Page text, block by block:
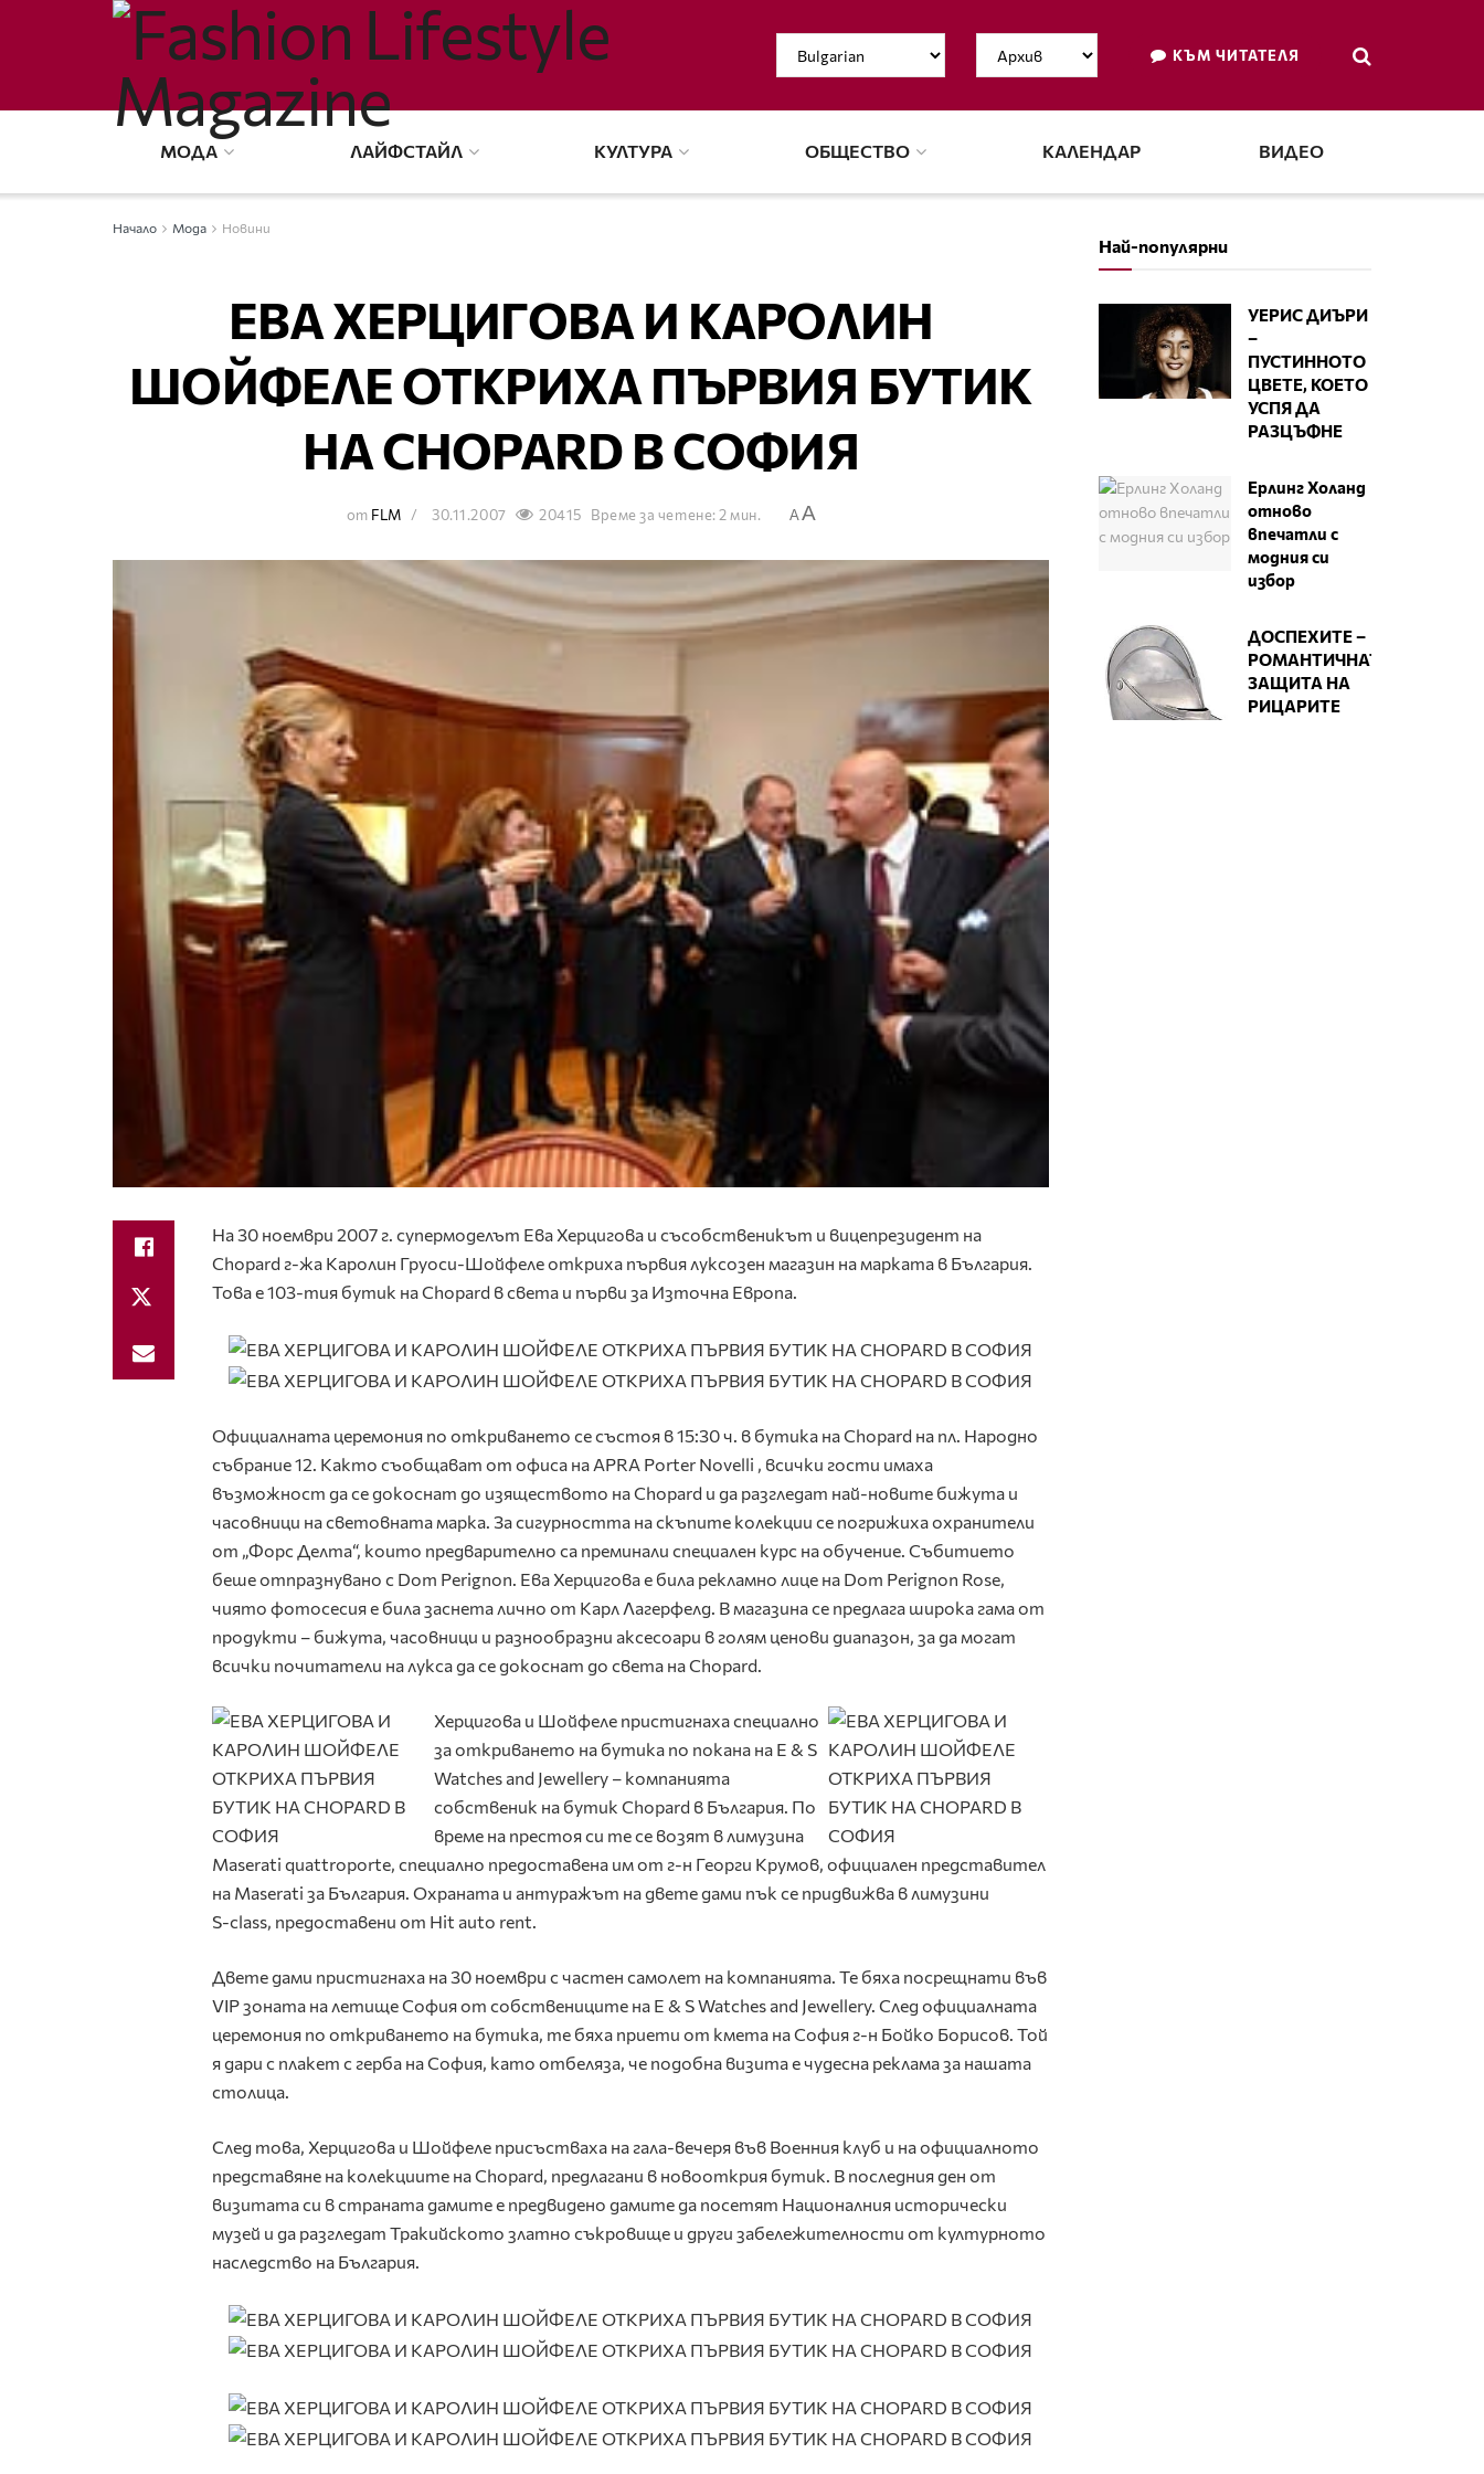
КЪМ ЧИТАТЕЛЯ
МОДА ЛАЙФСТАЙЛ КУЛТУРА ОБЩЕСТВО КАЛЕНДАР ВИДЕО
Начало Мода Новини
ЕВА ХЕРЦИГОВА И КАРОЛИН
ШОЙФЕЛЕ ОТКРИХА ПЪРВИЯ БУТИК
НА CHOPARD В СОФИЯ
от FLM 30.11.2007 20415 Време за четене: 2 мин. AA
На 30 ноември 2007 г. супермоделът Ева Херцигова и съсобственикът и вицепрезидент на
Chopard г-жа Каролин Груоси-Шойфеле откриха първия луксозен магазин на марката в България.
Това е 103-тия бутик на Chopard в света и първи за Източна Европа.
Официалната церемония по откриването се състоя в 15:30 ч. в бутика на Chopard на пл. Народно
събрание 12. Както съобщават от офиса на APRA Porter Novelli , всички гости имаха
възможност да се докоснат до изяществото на Chopard и да разгледат най-новите бижута и
часовници на световната марка. За сигурността на скъпите колекции се погрижиха охранители
от „Форс Делта“, които предварително са преминали специален курс на обучение. Събитието
беше отпразнувано с Dom Perignon. Ева Херцигова е била рекламно лице на Dom Perignon Rose,
чиято фотосесия е била заснета лично от Карл Лагерфелд. В магазина се предлага широка гама от
продукти – бижута, часовници и разнообразни аксесоари в голям ценови диапазон, за да могат
всички почитатели на лукса да се докоснат до света на Chopard.
Херцигова и Шойфеле пристигнаха специално
за откриването на бутика по покана на E & S
Watches and Jewellery – компанията
собственик на бутик Chopard в България. По
време на престоя си те се возят в лимузина
Maserati quattroporte, специално предоставена им от г-н Георги Крумов, официален представител
на Maserati за България. Охраната и антуражът на двете дами пък се придвижва в лимузини
S‑class, предоставени от Hit auto rent.
Двете дами пристигнаха на 30 ноември с частен самолет на компанията. Те бяха посрещнати във
VIP зоната на летище София от собствениците на E & S Watches and Jewellery. След официалната
церемония по откриването на бутика, те бяха приети от кмета на София г-н Бойко Борисов. Той
я дари с плакет с герба на София, като отбеляза, че подобна визита е чудесна реклама за нашата
столица.
След това, Херцигова и Шойфеле присъстваха на гала-вечеря във Военния клуб и на официалното
представяне на колекциите на Chopard, предлагани в новооткрия бутик. В последния ден от
визитата си в страната дамите е предвидено дамите да посетят Националния исторически
музей и да разгледат Тракийското златно съкровище и други забележителности от културното
наследство на България.
Най-популярни
УЕРИС ДИЪРИ
–
ПУСТИННОТО
ЦВЕТЕ, КОЕТО
УСПЯ ДА
РАЗЦЪФНЕ
Ерлинг Холанд
отново
впечатли с
модния си
избор
ДОСПЕХИТЕ –
РОМАНТИЧНАТА
ЗАЩИТА НА
РИЦАРИТЕ